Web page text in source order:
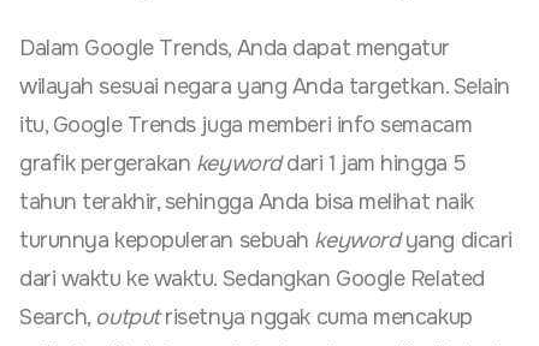
Dalam Google Trends, Anda dapat mengatur
wilayah sesuai negara yang Anda targetkan. Selain
itu, Google Trends juga memberi info semacam
grafik pergerakan keyworddari 1 jam hingga 5
tahun terakhir, sehingga Anda bisa melihat naik
turunnya kepopuleran sebuah keywordyang dicari
dari waktu ke waktu. Sedangkan Google Related
Search, outputrisetnya nggak cuma mencakup